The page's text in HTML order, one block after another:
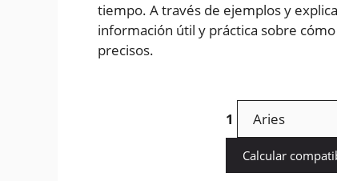
tiempo. A través de ejemplos y
información útil y práctica sobre
precisos.
1
Calcular